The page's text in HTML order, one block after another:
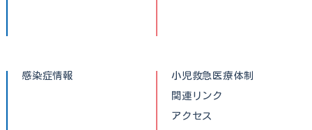
感染症情報
小児救急医療体制
関連リンク
アクセス